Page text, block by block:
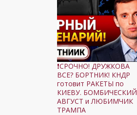
❗СРОЧНО! ДРУЖКОВА
ВСЕ? БОРТНИК! КНДР
готовит РАКЕТЫ по
КИЕВУ. БОМБИЧЕСКИЙ
АВГУСТ и ЛЮБИМЧИК
ТРАМПА